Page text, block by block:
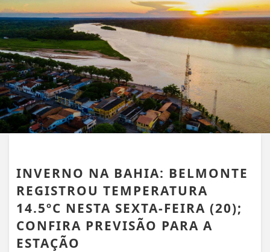
INVERNO NA BAHIA: BELMONTE
REGISTROU TEMPERATURA
14.5ºC NESTA SEXTA-FEIRA (20);
CONFIRA PREVISÃO PARA A
ESTAÇÃO